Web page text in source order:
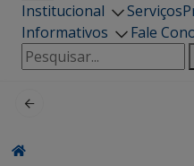
Institucional Serviços
Informativos
Fale
Pesquisar
por: